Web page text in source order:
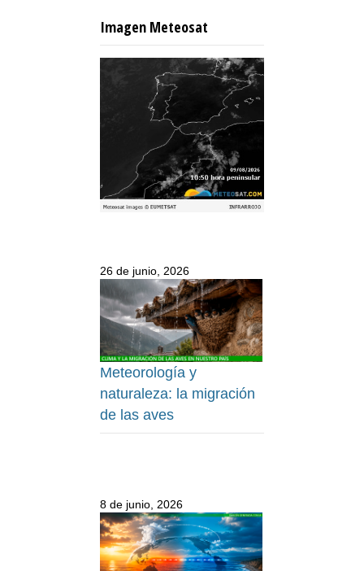
Imagen Meteosat
26 de junio, 2026
Meteorología y
naturaleza: la migración
de las aves
8 de junio, 2026